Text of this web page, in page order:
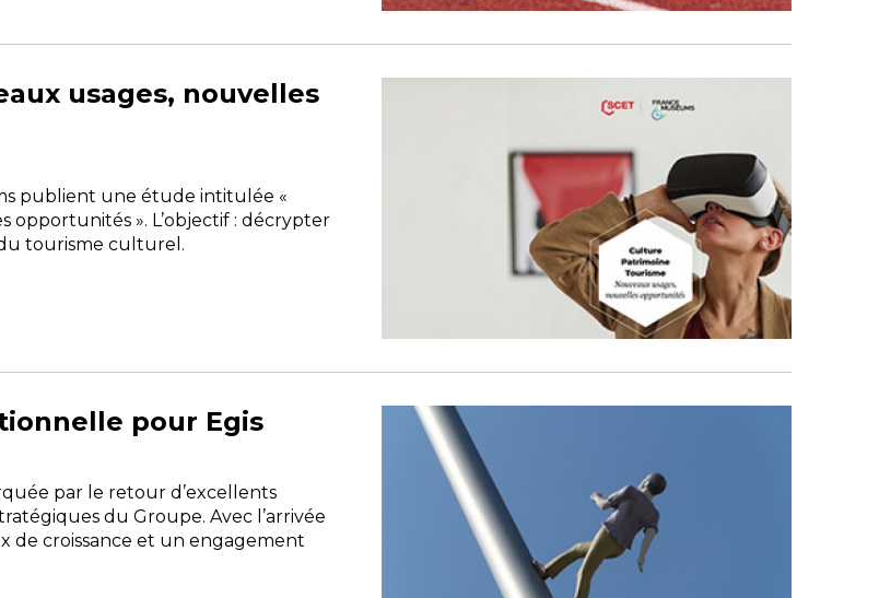
usages, nouvelles
publient une étude intitulée «
opportunités ». L’objectif : décrypter
tourisme culturel.
pour Egis
par le retour d’excellents
du Groupe. Avec l’arrivée
de croissance et un engagement